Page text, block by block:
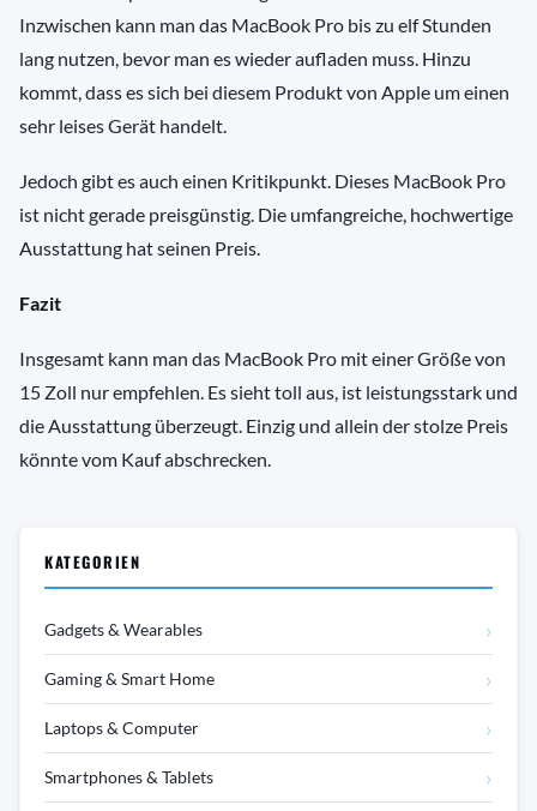
Inzwischen kann man das MacBook Pro bis zu elf Stunden
lang nutzen, bevor man es wieder aufladen muss. Hinzu
kommt, dass es sich bei diesem Produkt von Apple um einen
sehr leises Gerät handelt.
Jedoch gibt es auch einen Kritikpunkt. Dieses MacBook Pro
ist nicht gerade preisgünstig. Die umfangreiche, hochwertige
Ausstattung hat seinen Preis.
Fazit
Insgesamt kann man das MacBook Pro mit einer Größe von
15 Zoll nur empfehlen. Es sieht toll aus, ist leistungsstark und
die Ausstattung überzeugt. Einzig und allein der stolze Preis
könnte vom Kauf abschrecken.
KATEGORIEN
Gadgets & Wearables ›
Gaming & Smart Home ›
Laptops & Computer ›
Smartphones & Tablets ›